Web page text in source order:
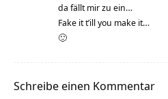
da fällt mir zu ein…
Fake it t’ill you make it…
🙂
Schreibe einen Kommentar